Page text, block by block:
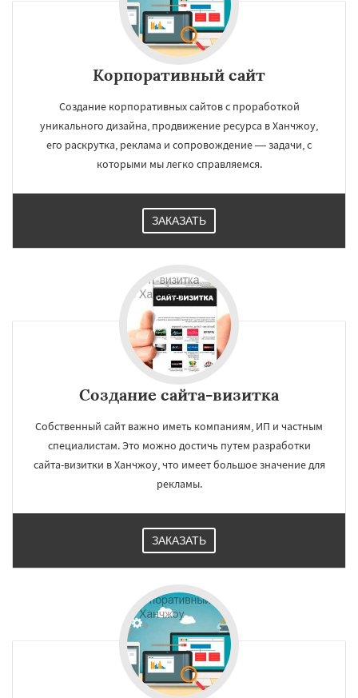
Корпоративный сайт
Создание корпоративных сайтов с проработкой
уникального дизайна, продвижение ресурса в Ханчжоу,
его раскрутка, реклама и сопровождение — задачи, с
которыми мы легко справляемся.
ЗАКАЗАТЬ
Создание сайта-визитка
Собственный сайт важно иметь компаниям, ИП и частным
специалистам. Это можно достичь путем разработки
сайта-визитки в Ханчжоу, что имеет большое значение для
рекламы.
ЗАКАЗАТЬ